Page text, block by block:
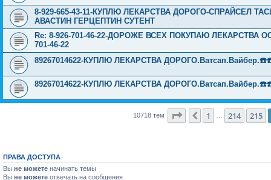
8-929-665-43-11-КУПЛЮ ЛЕКАРСТВА ДОРОГО-СПРАЙСЕЛ
АВАСТИН ГЕРЦЕПТИН СУТЕНТ
Re: 8-926-701-46-22-ДОРОЖЕ ВСЕХ ПОКУПАЮ
701-46-22
89267014622-КУПЛЮ ЛЕКАРСТВА
89267014622-КУПЛЮ ЛЕКАРСТВА
10718 тем Страница 216из 429
Пред.
1 214 215
ПРАВА ДОСТУПА
Вы не можете начинать темы
Вы не можете отвечать на сообщения